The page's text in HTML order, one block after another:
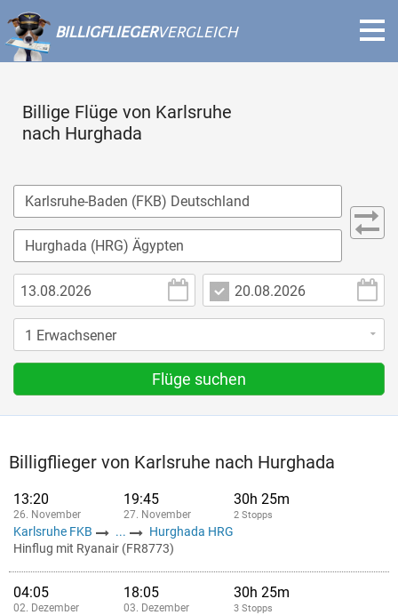
BILLIGFLIEGERVERGLEICH
Billige Flüge von Karlsruhe
nach Hurghada
Flüge suchen
Billigflieger von Karlsruhe nach Hurghada
13:20
26. November
19:45
27. November
30h 25m
2 Stopps
Karlsruhe FKB ...
Hurghada HRG
Hinflug mit Ryanair (FR8773)
04:05
02. Dezember
18:05
03. Dezember
30h 25m
3 Stopps